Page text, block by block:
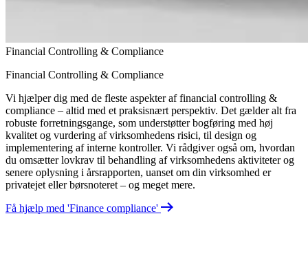
Financial Controlling & Compliance
Financial Controlling & Compliance
Vi hjælper dig med de fleste aspekter af financial controlling &
compliance – altid med et praksisnært perspektiv. Det gælder alt fra
robuste forretningsgange, som understøtter bogføring med høj
kvalitet og vurdering af virksomhedens risici, til design og
implementering af interne kontroller. Vi rådgiver også om, hvordan
du omsætter lovkrav til behandling af virksomhedens aktiviteter og
senere oplysning i årsrapporten, uanset om din virksomhed er
privatejet eller børsnoteret – og meget mere.
Få hjælp med 'Finance compliance'